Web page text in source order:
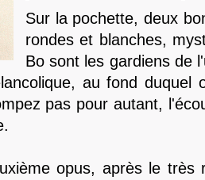
Sur la pochette, deux
rondes et blanches,
Bo sont les gardiens de
au fond duquel
pas pour autant,
opus, après le très